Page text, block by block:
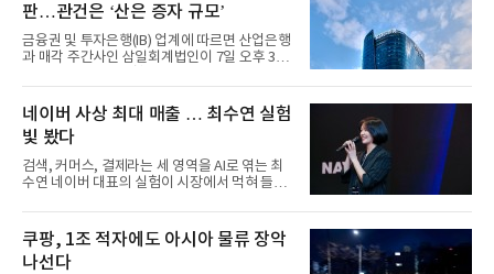
판…관건은 ‘산은 증자 규모’
금융권 및 투자은행(IB) 업계에 따르면 산업은행
과 매각 주간사인 삼일회계법인이 7일 오후 3시
네이버 사상 최대 매출 … 최수연 실험
빛 봤다
검색, 커머스, 결제라는 세 영역을 AI로 엮는 최
수연 네이버 대표의 실험이 시장에서 먹혀 들어
쿠팡, 1조 적자에도 아시아 물류 장악
나선다